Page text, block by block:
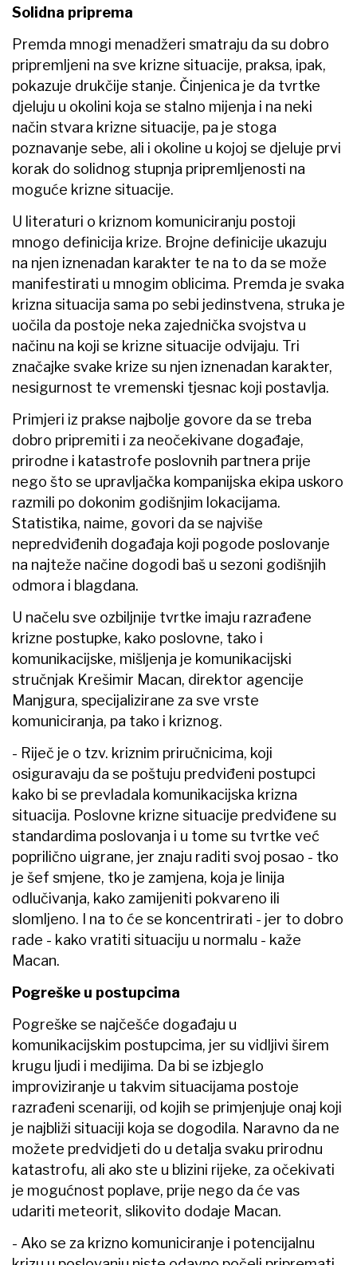
Solidna priprema
Premda mnogi menadžeri smatraju da su dobro
pripremljeni na sve krizne situacije, praksa, ipak,
pokazuje drukčije stanje. Činjenica je da tvrtke
djeluju u okolini koja se stalno mijenja i na neki
način stvara krizne situacije, pa je stoga
poznavanje sebe, ali i okoline u kojoj se djeluje prvi
korak do solidnog stupnja pripremljenosti na
moguće krizne situacije.
U literaturi o kriznom komuniciranju postoji
mnogo definicija krize. Brojne definicije ukazuju
na njen iznenadan karakter te na to da se može
manifestirati u mnogim oblicima. Premda je svaka
krizna situacija sama po sebi jedinstvena, struka je
uočila da postoje neka zajednička svojstva u
načinu na koji se krizne situacije odvijaju. Tri
značajke svake krize su njen iznenadan karakter,
nesigurnost te vremenski tjesnac koji postavlja.
Primjeri iz prakse najbolje govore da se treba
dobro pripremiti i za neočekivane događaje,
prirodne i katastrofe poslovnih partnera prije
nego što se upravljačka kompanijska ekipa uskoro
razmili po dokonim godišnjim lokacijama.
Statistika, naime, govori da se najviše
nepredviđenih događaja koji pogode poslovanje
na najteže načine dogodi baš u sezoni godišnjih
odmora i blagdana.
U načelu sve ozbiljnije tvrtke imaju razrađene
krizne postupke, kako poslovne, tako i
komunikacijske, mišljenja je komunikacijski
stručnjak Krešimir Macan, direktor agencije
Manjgura, specijalizirane za sve vrste
komuniciranja, pa tako i kriznog.
- Riječ je o tzv. kriznim priručnicima, koji
osiguravaju da se poštuju predviđeni postupci
kako bi se prevladala komunikacijska krizna
situacija. Poslovne krizne situacije predviđene su
standardima poslovanja i u tome su tvrtke već
poprilično uigrane, jer znaju raditi svoj posao - tko
je šef smjene, tko je zamjena, koja je linija
odlučivanja, kako zamijeniti pokvareno ili
slomljeno. I na to će se koncentrirati - jer to dobro
rade - kako vratiti situaciju u normalu - kaže
Macan.
Pogreške u postupcima
Pogreške se najčešće događaju u
komunikacijskim postupcima, jer su vidljivi širem
krugu ljudi i medijima. Da bi se izbjeglo
improviziranje u takvim situacijama postoje
razrađeni scenariji, od kojih se primjenjuje onaj koji
je najbliži situaciji koja se dogodila. Naravno da ne
možete predvidjeti do u detalja svaku prirodnu
katastrofu, ali ako ste u blizini rijeke, za očekivati
je mogućnost poplave, prije nego da će vas
udariti meteorit, slikovito dodaje Macan.
- Ako se za krizno komuniciranje i potencijalnu